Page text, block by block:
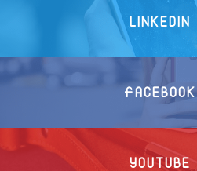
LINKEDIN
FACEBOOK
YOUTUBE